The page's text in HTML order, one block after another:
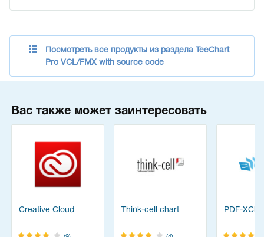
Посмотреть все продукты из раздела TeeChart
Pro VCL/FMX with source code
Вас также может заинтересовать
Creative Cloud Think-cell chart PDF-